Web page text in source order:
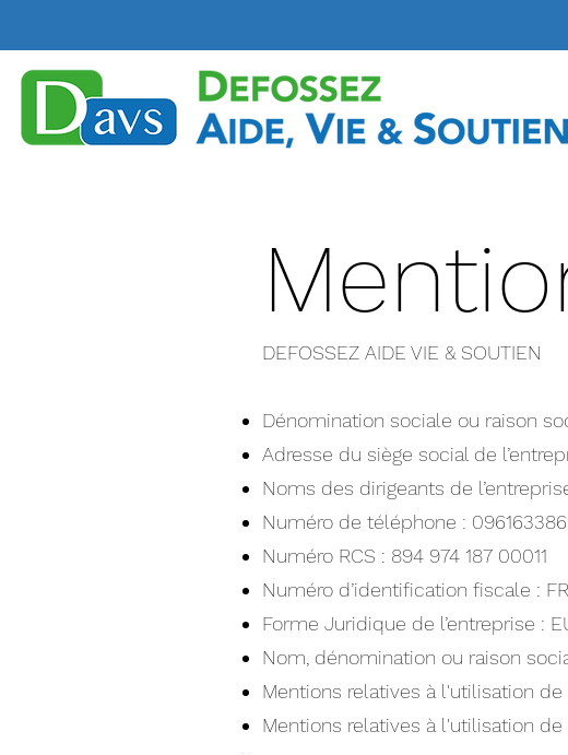
DEFOSSEZ AIDE VIE & SOUTIEN
Dénomination sociale ou raison
Adresse du siège social de
Noms des dirigeants de
Numéro de téléphone :
Numéro RCS : 894 974 187 00011
Numéro d’identification fiscale :
Forme Juridique de l’entreprise :
Nom, dénomination ou raison
Mentions relatives à l'utilisation
Mentions relatives à l'utilisation de